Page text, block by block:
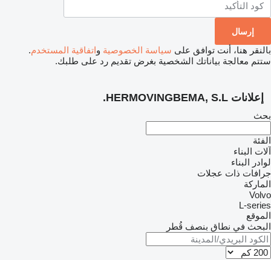
هنا، أنت توافق علىسياسة الخصوصيةواتفاقية المستخدم.
معالجة بياناتك الشخصية بغرض تقديم رد على طلبك.
إعلانات HERMOVINGBEMA, S.L.
البناء
البناء
ذات عجلات
L-
في نطاق بنصف قُطر